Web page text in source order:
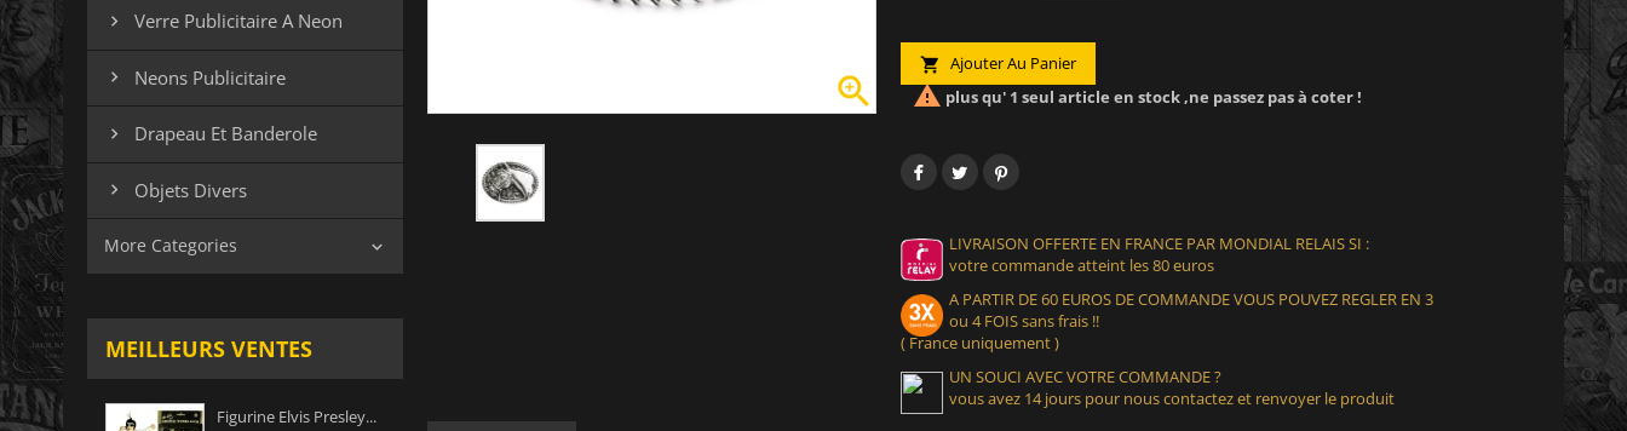
 Verre Publicitaire A Neon
 Neons Publicitaire
 Drapeau Et Banderole
 Objets Divers
More Categories 
MEILLEURS VENTES
Figurine Elvis Presley...

 Ajouter Au Panier
 plus qu' 1 seul article en stock ,ne passez pas à coter !
LIVRAISON OFFERTE EN FRANCE PAR MONDIAL RELAIS SI :
votre commande atteint les 80 euros
A PARTIR DE 60 EUROS DE COMMANDE VOUS POUVEZ REGLER EN 3
ou 4 FOIS sans frais !!
( France uniquement )
UN SOUCI AVEC VOTRE COMMANDE ?
vous avez 14 jours pour nous contactez et renvoyer le produit